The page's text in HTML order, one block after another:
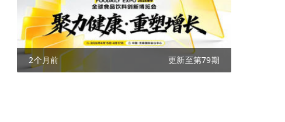
2个月前 更新至第79期